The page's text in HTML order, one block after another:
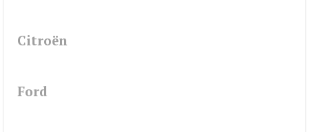
Citroën
Ford